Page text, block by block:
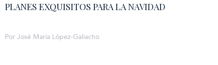
PLANES EXQUISITOS PARA LA NAVIDAD
Por José María López-Galiacho